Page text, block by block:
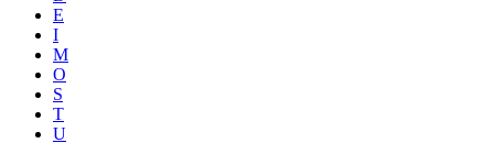
E
I
M
O
S
T
U